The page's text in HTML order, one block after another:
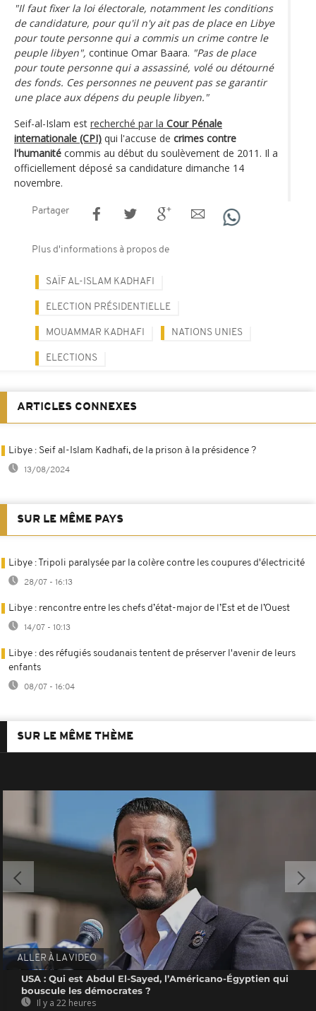
"Il faut fixer la loi électorale, notamment les conditions
de candidature, pour qu'il n'y ait pas de place en Libye
pour toute personne qui a commis un crime contre le
peuple libyen", continue Omar Baara. "Pas de place
pour toute personne qui a assassiné, volé ou détourné
des fonds. Ces personnes ne peuvent pas se garantir
une place aux dépens du peuple libyen."
Seif-al-Islam est recherché par la Cour Pénale
internationale (CPI) qui l'accuse de crimes contre
l'humanité commis au début du soulèvement de 2011. Il a
officiellement déposé sa candidature dimanche 14
novembre.
Partager
Plus d'informations à propos de
SAÏF AL-ISLAM KADHAFI
ELECTION PRÉSIDENTIELLE
MOUAMMAR KADHAFI NATIONS UNIES
ELECTIONS
ARTICLES CONNEXES
Libye : Seif al-Islam Kadhafi, de la prison à la présidence ?
13/08/2024
SUR LE MÊME PAYS
Libye : Tripoli paralysée par la colère contre les coupures d'électricité
28/07 - 16:13
Libye : rencontre entre les chefs d’état-major de l’Est et de l’Ouest
14/07 - 10:13
Libye : des réfugiés soudanais tentent de préserver l'avenir de leurs
enfants
08/07 - 16:04
SUR LE MÊME THÈME
ALLER À LA VIDEO
USA : Qui est Abdul El-Sayed, l’Américano-Égyptien qui
bouscule les démocrates ?
Il y a 22 heures